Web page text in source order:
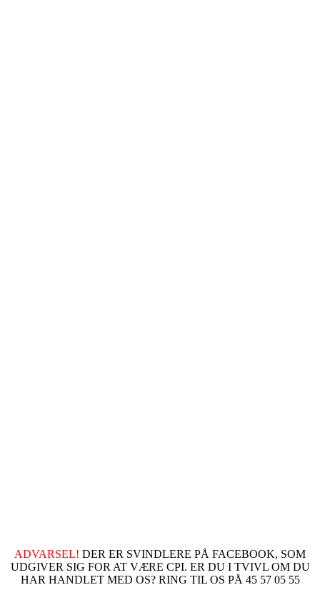
ADVARSEL! DER ER SVINDLERE PÅ FACEBOOK, SOM
UDGIVER SIG FOR AT VÆRE CPI. ER DU I TVIVL OM DU
HAR HANDLET MED OS? RING TIL OS PÅ 45 57 05 55